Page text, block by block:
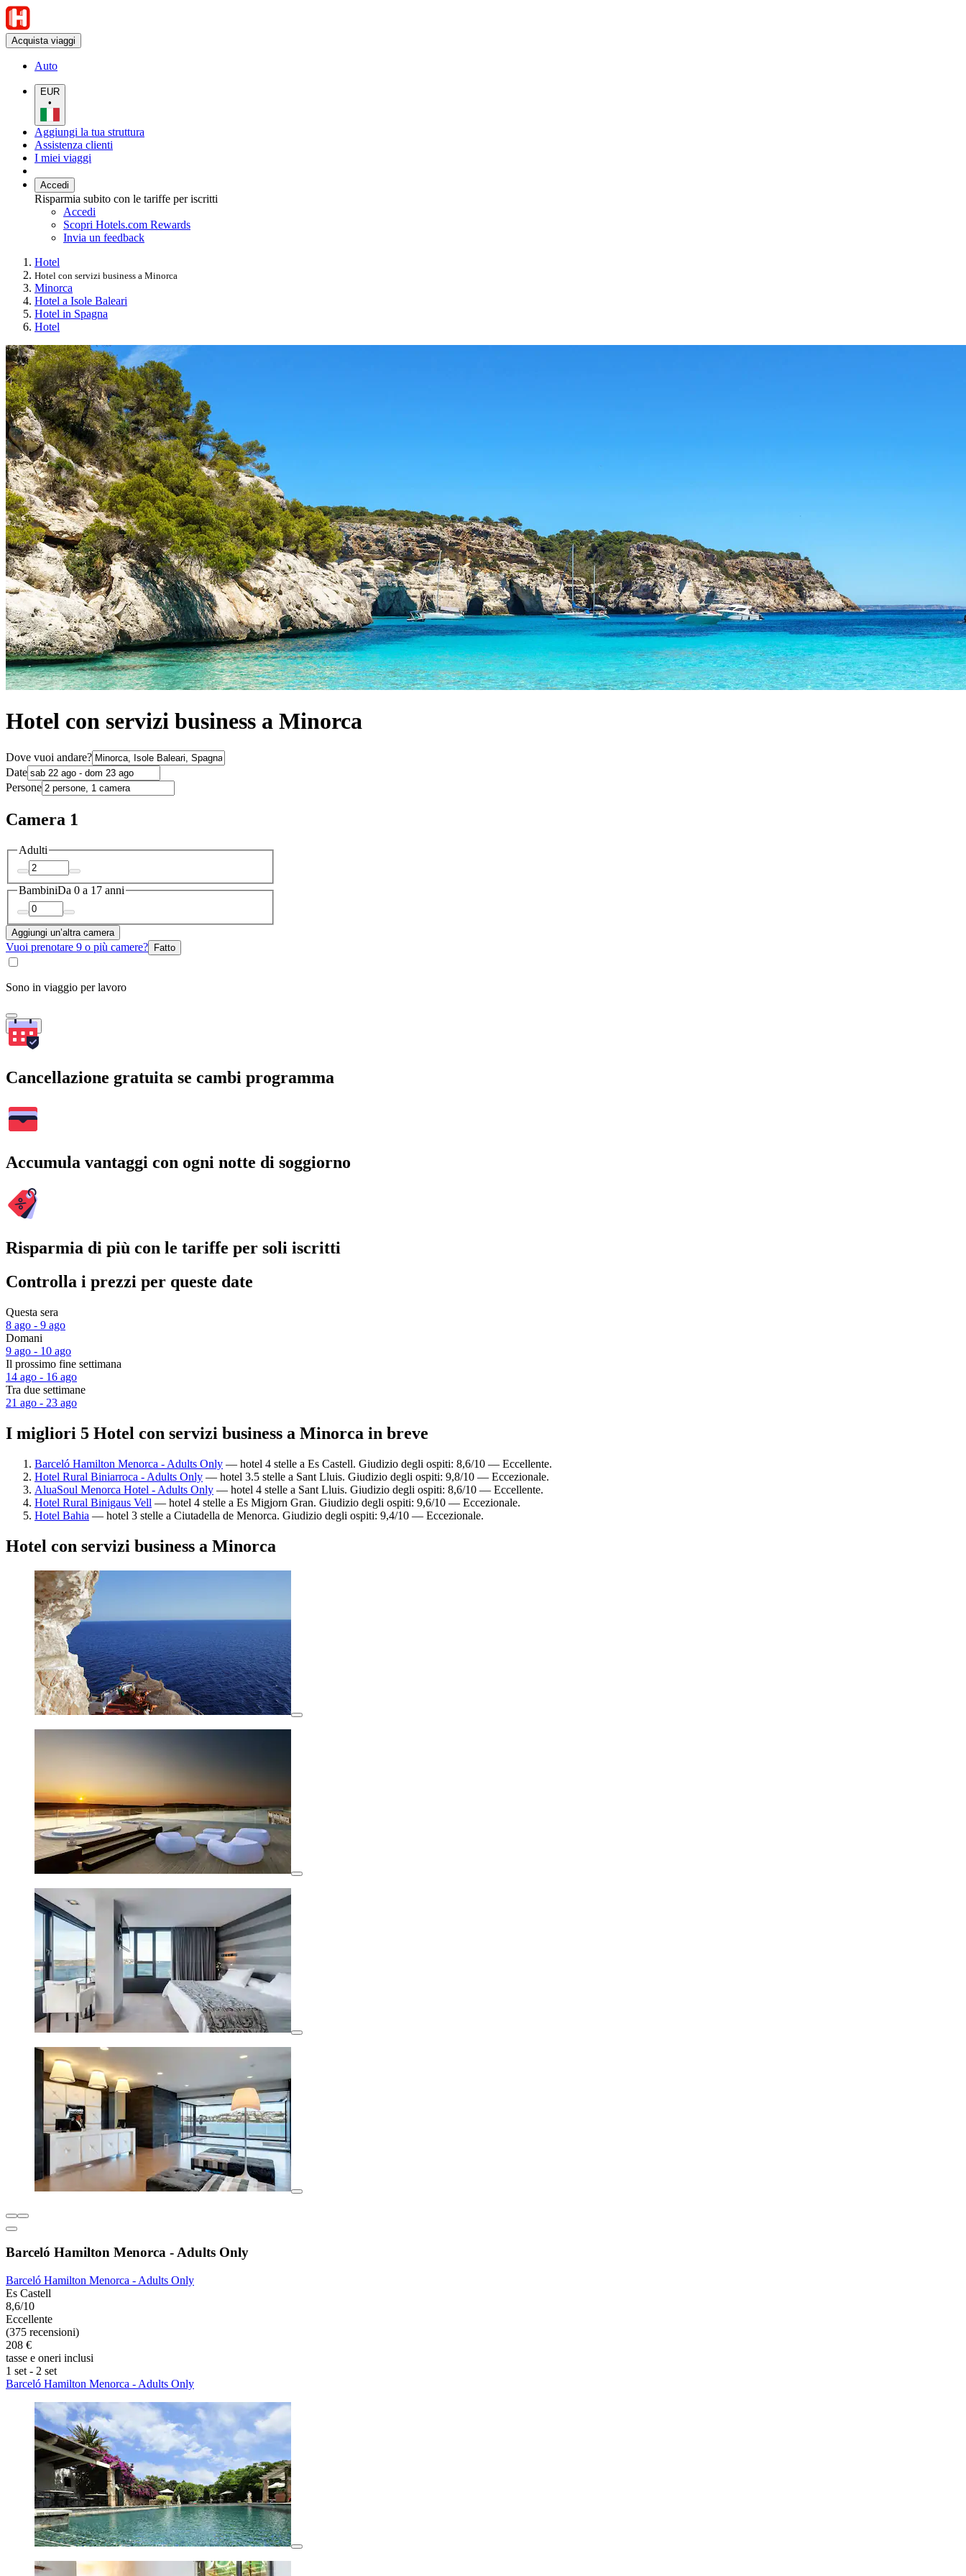
Acquista viaggi
Auto
EUR
•
Aggiungi la tua struttura
Assistenza clienti
I miei viaggi
Accedi
Risparmia subito con le tariffe per iscritti
Accedi
Scopri Hotels.com Rewards
Invia un feedback
Hotel
Hotel con servizi business a Minorca
Minorca
Hotel a Isole Baleari
Hotel in Spagna
Hotel
Hotel con servizi business a Minorca
Dove vuoi andare?
Date
Persone
Camera 1
Adulti
BambiniDa 0 a 17 anni
Aggiungi un’altra camera
Vuoi prenotare 9 o più camere? Fatto
Sono in viaggio per lavoro
Cerca
Cancellazione gratuita se cambi programma
Accumula vantaggi con ogni notte di soggiorno
Risparmia di più con le tariffe per soli iscritti
Controlla i prezzi per queste date
Questa sera
8 ago - 9 ago
Domani
9 ago - 10 ago
Il prossimo fine settimana
14 ago - 16 ago
Tra due settimane
21 ago - 23 ago
I migliori 5 Hotel con servizi business a Minorca in breve
Barceló Hamilton Menorca - Adults Only — hotel 4 stelle a Es Castell. Giudizio degli ospiti: 8,6/10 — Eccellente.
Hotel Rural Biniarroca - Adults Only — hotel 3.5 stelle a Sant Lluis. Giudizio degli ospiti: 9,8/10 — Eccezionale.
AluaSoul Menorca Hotel - Adults Only — hotel 4 stelle a Sant Lluis. Giudizio degli ospiti: 8,6/10 — Eccellente.
Hotel Rural Binigaus Vell — hotel 4 stelle a Es Migjorn Gran. Giudizio degli ospiti: 9,6/10 — Eccezionale.
Hotel Bahia — hotel 3 stelle a Ciutadella de Menorca. Giudizio degli ospiti: 9,4/10 — Eccezionale.
Hotel con servizi business a Minorca
Barceló Hamilton Menorca - Adults Only
Barceló Hamilton Menorca - Adults Only
Es Castell
8,6/10
Eccellente
(375 recensioni)
208 €
tasse e oneri inclusi
1 set - 2 set
Barceló Hamilton Menorca - Adults Only